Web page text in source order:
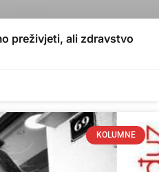
preživjeti, ali zdravstvo
KOLUMNE